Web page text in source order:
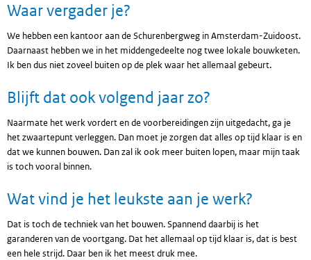
Waar vergader je?
We hebben een kantoor aan de Schurenbergweg in Amsterdam-Zuidoost.
Daarnaast hebben we in het middengedeelte nog twee lokale bouwketen.
Ik ben dus niet zoveel buiten op de plek waar het allemaal gebeurt.
Blijft dat ook volgend jaar zo?
Naarmate het werk vordert en de voorbereidingen zijn uitgedacht, ga je
het zwaartepunt verleggen. Dan moet je zorgen dat alles op tijd klaar is en
dat we kunnen bouwen. Dan zal ik ook meer buiten lopen, maar mijn taak
is toch vooral binnen.
Wat vind je het leukste aan je werk?
Dat is toch de techniek van het bouwen. Spannend daarbij is het
garanderen van de voortgang. Dat het allemaal op tijd klaar is, dat is best
een hele strijd. Daar ben ik het meest druk mee.